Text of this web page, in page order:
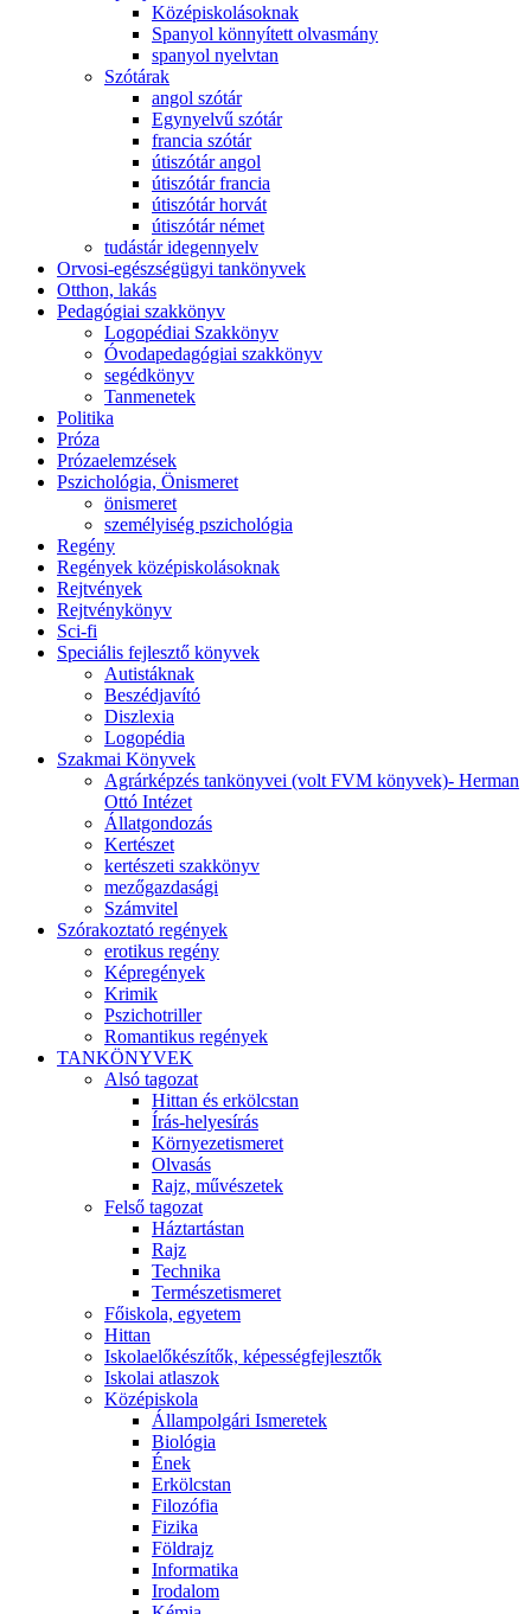
Középiskolásoknak
Spanyol könnyített olvasmány
spanyol nyelvtan
Szótárak
angol szótár
Egynyelvű szótár
francia szótár
útiszótár angol
útiszótár francia
útiszótár horvát
útiszótár német
tudástár idegennyelv
Orvosi-egészségügyi tankönyvek
Otthon, lakás
Pedagógiai szakkönyv
Logopédiai Szakkönyv
Óvodapedagógiai szakkönyv
segédkönyv
Tanmenetek
Politika
Próza
Prózaelemzések
Pszichológia, Önismeret
önismeret
személyiség pszichológia
Regény
Regények középiskolásoknak
Rejtvények
Rejtvénykönyv
Sci-fi
Speciális fejlesztő könyvek
Autistáknak
Beszédjavító
Diszlexia
Logopédia
Szakmai Könyvek
Agrárképzés tankönyvei (volt FVM könyvek)- Herman
Ottó Intézet
Állatgondozás
Kertészet
kertészeti szakkönyv
mezőgazdasági
Számvitel
Szórakoztató regények
erotikus regény
Képregények
Krimik
Pszichotriller
Romantikus regények
TANKÖNYVEK
Alsó tagozat
Hittan és erkölcstan
Írás-helyesírás
Környezetismeret
Olvasás
Rajz, művészetek
Felső tagozat
Háztartástan
Rajz
Technika
Természetismeret
Főiskola, egyetem
Hittan
Iskolaelőkészítők, képességfejlesztők
Iskolai atlaszok
Középiskola
Állampolgári Ismeretek
Biológia
Ének
Erkölcstan
Filozófia
Fizika
Földrajz
Informatika
Irodalom